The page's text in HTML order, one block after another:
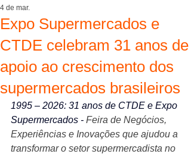
Expo Supermercados e
CTDE celebram 31 anos de
apoio ao crescimento dos
supermercados brasileiros
4 de mar.
1995 – 2026: 31 anos de CTDE e Expo
Supermercados - Feira de Negócios,
Experiências e Inovações que ajudou a
transformar o setor supermercadista no